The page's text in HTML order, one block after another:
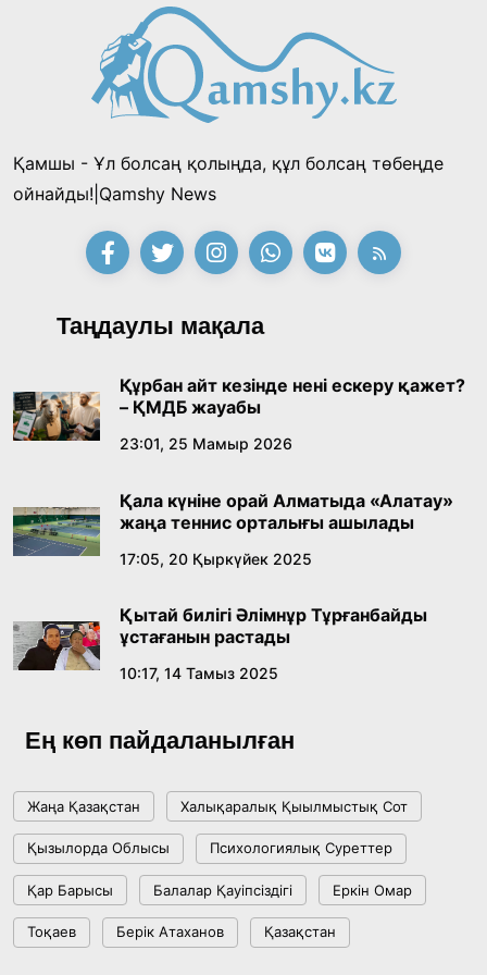
«Тектілер ту көтереді» байқауы өз
жеңімпаздарын анықтады
18:39, 23 Шілде 2026
Қонаев қаласының әкімі «Славян базары»
қабылдады
16:27, 23 Шілде 2026
Қазақ тіліндегі «құт» концептісінің
лингвомәдени сипаты
09:21, 21 Шілде 2026
Абайдың адам тәрбиесі туралы
18:59, 20 Шілде 2026
Жасанды интеллект: адамзаттың көмекшісі
18:16, 20 Шілде 2026
жетістіктері мен даму бағыты
Мемлекет басшысы Көбейтұз көлінің жай-
күйіне назар аударды
18:22, 17 Шілде 2026
Қамшы - Ұл болсаң қолыңда, құл болсаң төбеңде
ойнайды!|Qamshy News
Таңдаулы мақала
Құрбан айт кезінде нені ескеру қажет?
– ҚМДБ жауабы
23:01, 25 Мамыр 2026
Қала күніне орай Алматыда «Алатау»
жаңа теннис орталығы ашылады
17:05, 20 Қыркүйек 2025
Қытай билігі Әлімнұр Тұрғанбайды
ұстағанын растады
10:17, 14 Тамыз 2025
Ең көп пайдаланылған
Жаңа Қазақстан Халықаралық Қыылмыстық Сот
Қызылорда Облысы Психологиялық Суреттер
Қар Барысы Балалар Қауіпсіздігі Еркін Омар
Тоқаев Берік Атаханов Қазақстан